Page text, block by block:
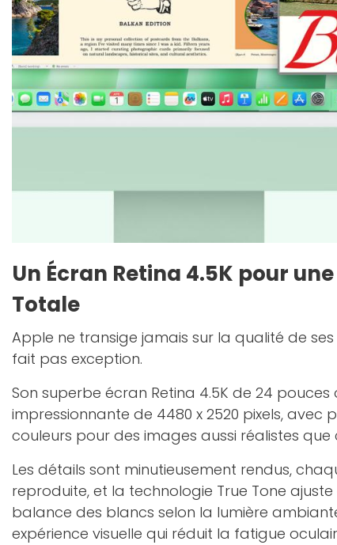
Un Écran Retina 4.5K pour
Totale
Apple ne transige jamais sur la qualité de
fait pas exception.
Son superbe écran Retina 4.5K de 24
impressionnante de 4480 x 2520 pixels, avec
couleurs pour des images aussi réalistes
Les détails sont minutieusement rendus,
reproduite, et la technologie True Tone
balance des blancs selon la lumière
expérience visuelle qui réduit la fatigue